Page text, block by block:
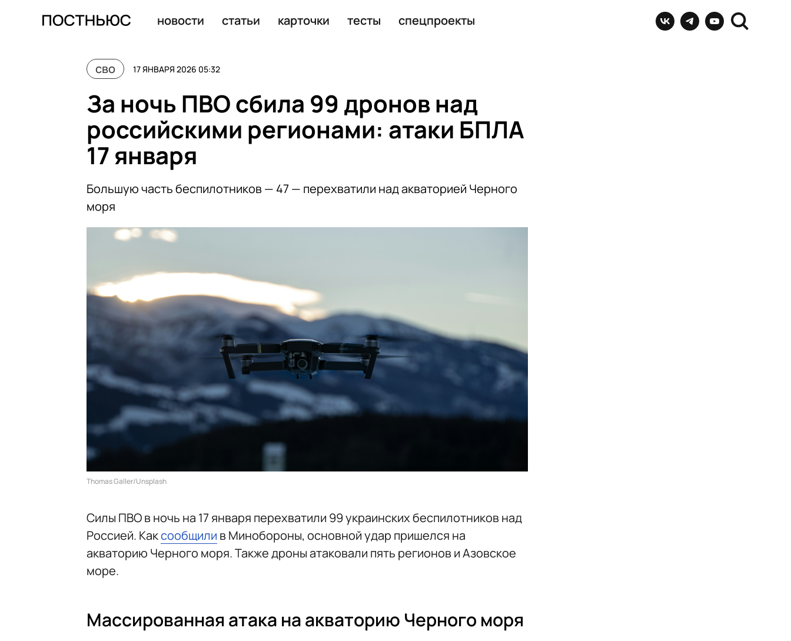
новости статьи карточки тесты спецпроекты
сво 17 ЯНВАРЯ 2026 05:32
За ночь ПВО сбила 99 дронов над
российскими регионами: атаки БПЛА
17 января
Большую часть беспилотников — 47 — перехватили над акваторией Черного
моря
Thomas Galler/Unsplash
Силы ПВО в ночь на 17 января перехватили 99 украинских беспилотников над
Россией. Каксообщили в Минобороны, основной удар пришелся на
акваторию Черного моря. Также дроны атаковали пять регионов и Азовское
море.
Массированная атака на акваторию Черного моря